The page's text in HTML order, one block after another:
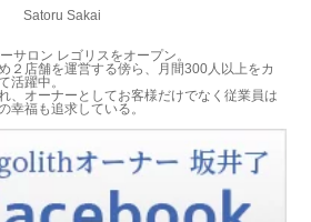
Satoru Sakai
サロン レゴリスをオープン。
２店舗を運営する傍ら、月間300人以上をカ
活躍中。
、オーナーとしてお客様だけでなく従業員は
幸福も追求している。